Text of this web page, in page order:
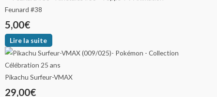
Feunard #38
5,00€
Lire la suite
Pikachu Surfeur-VMAX
29,00€